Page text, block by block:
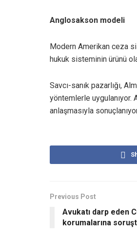
Anglosakson modeli
Modern Amerikan ceza
hukuk sisteminin ürünü
Savcı-sanık pazarlığı,
yöntemlerle uygulanıyor.
anlaşmasıyla
Previous Post
Avukatı darp eden
korumalarına